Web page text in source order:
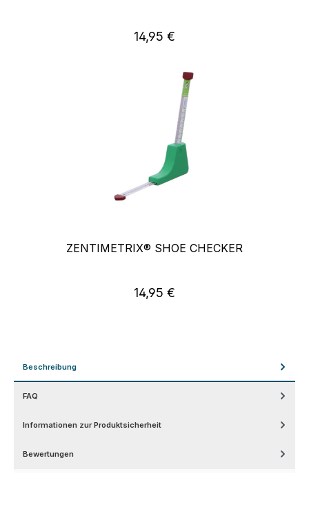
Regulärer Preis:
14,95 €
ZENTIMETRIX® SHOE CHECKER
Regulärer Preis:
14,95 €
Beschreibung
FAQ
Informationen zur Produktsicherheit
Bewertungen